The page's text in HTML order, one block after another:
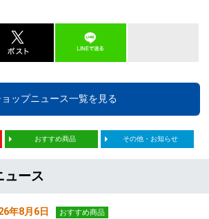
ョップニュース一覧を見る
おすすめ商品 その他・お知らせ
ュース
年8月6日 おすすめ商品